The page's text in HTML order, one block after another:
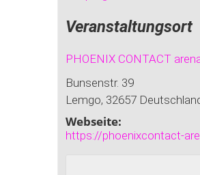
Veranstaltungsort
PHOENIX CONTACT
Bunsenstr. 39
Lemgo, 32657
Webseite:
https://phoenixcontact-